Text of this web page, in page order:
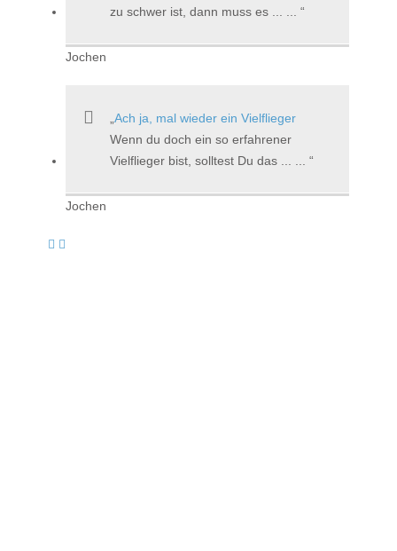
zu schwer ist, dann muss es ... ...
Jochen
Ach ja, mal wieder ein Vielflieger
Wenn du doch ein so erfahrener
Vielflieger bist, solltest Du das ... ...
Jochen